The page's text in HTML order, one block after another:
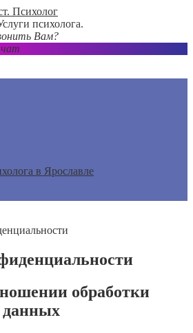
Психолог
психолога.
Вам?
в Ярославле
обработки
данных